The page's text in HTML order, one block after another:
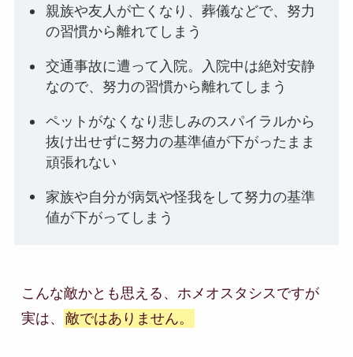
親族や友人が亡くなり、葬儀などで、努力
の習慣から離れてしまう
交通事故に遭って入院。入院中は絶対安静
なので、努力の習慣から離れてしまう
ペットがなくなり悲しみのスパイラルから
抜け出せずに努力の基準値が下がったまま
頑張れない
家族や自分が病気や怪我をして努力の基準
値が下がってしまう
こんな敵かとも思える、ホメオスタシスですが
実は、
敵ではありません。